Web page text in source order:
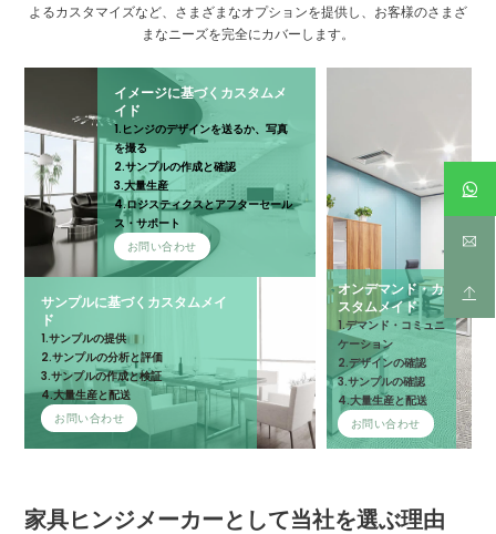
よるカスタマイズなど、さまざまなオプションを提供し、お客様のさまざ
まなニーズを完全にカバーします。
イメージに基づくカスタムメ
イド
1.ヒンジのデザインを送るか、写真
を撮る
2.サンプルの作成と確認
3.大量生産
4.ロジスティクスとアフターセール
ス・サポート
お問い合わせ
サンプルに基づくカスタムメイ
ド
1.サンプルの提供
2.サンプルの分析と評価
3.サンプルの作成と検証
4.大量生産と配送
お問い合わせ
オンデマンド・カ
スタムメイド
1.デマンド・コミュニ
ケーション
2.デザインの確認
3.サンプルの確認
4.大量生産と配送
お問い合わせ
家具ヒンジメーカーとして当社を選ぶ理由